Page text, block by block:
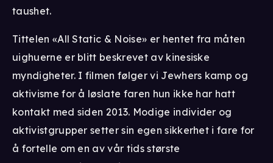
taushet.
Tittelen «All Static & Noise» er hentet fra måten
uighuerne er blitt beskrevet av kinesiske
myndigheter. I filmen følger vi Jewhers kamp og
aktivisme for å løslate faren hun ikke har hatt
kontakt med siden 2013. Modige individer og
aktivistgrupper setter sin egen sikkerhet i fare for
å fortelle om en av vår tids største